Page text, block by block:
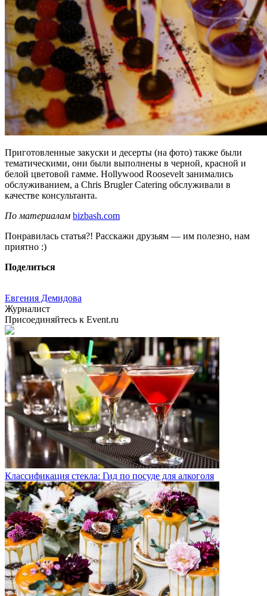
Приготовленные закуски и десерты (на фото) также были
тематическими, они были выполнены в черной, красной и
белой цветовой гамме. Hollywood Roosevelt занимались
обслуживанием, а Chris Brugler Catering обслуживали в
качестве консультанта.
По материалам bizbash.com
Понравилась статья?! Расскажи друзьям — им полезно, нам
приятно :)
Поделиться
Евгения Демидова
Журналист
Присоединяйтесь к Event.ru
Классификация стекла: Гид по посуде для алкоголя